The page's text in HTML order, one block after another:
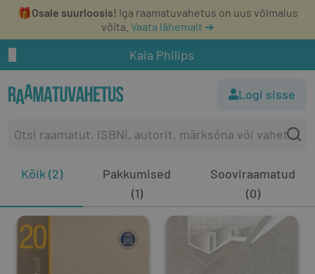
🎁Osale suurloosis! Iga raamatuvahetus on uus võimalus
võita. Vaata lähemalt ➔
Kaia Philips
Logi sisse
Kõik (2)
Pakkumised
(1)
Sooviraamatud
(0)